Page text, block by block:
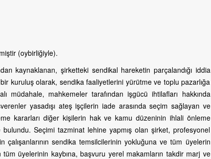
(oybirliğiyle).
kaynaklanan, şirketteki sendikal hareketin parçalandığı iddia
kuruluş olarak, sendika faaliyetlerini yürütme ve toplu pazarlığa
müdahale, mahkemeler tarafından işgücü ihtilafları hakkında
yasadışı ateş işçilerin iade arasında seçim sağlayan ve
kararları diğer kişilerin hak ve kamu düzeninin ihlali önleme
bulundu. Seçimi tazminat lehine yapmış olan şirket, profesyonel
sendika temsilcilerinin yokluğuna ve tüm üyelerin
üyelerinin kaybına, başvuru yerel makamların takdir marj ve